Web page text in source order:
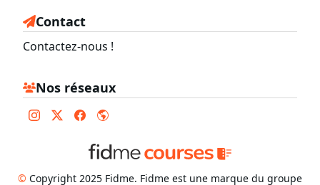
Contact
Contactez-nous !
Nos réseaux
© Copyright 2025 Fidme. Fidme est une marque du groupe